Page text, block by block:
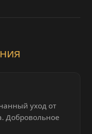
уход от
Добровольное